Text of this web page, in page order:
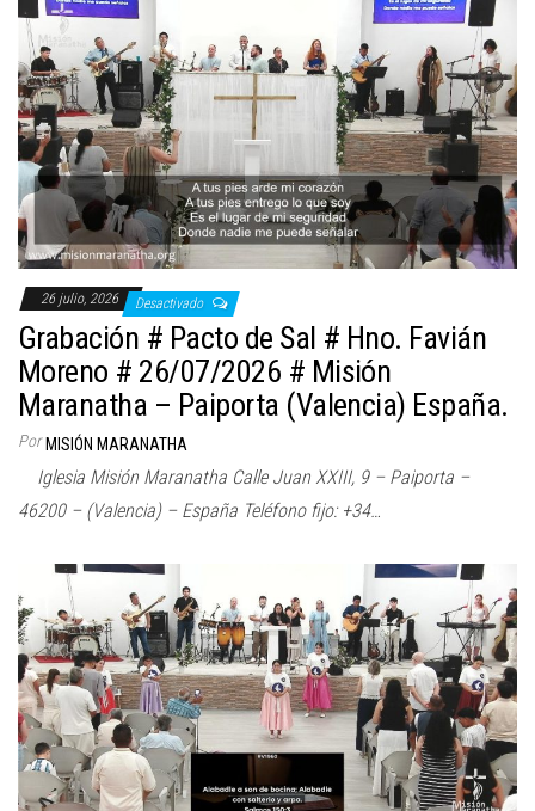
26 julio, 2026 Desactivado
Grabación # Pacto de Sal # Hno. Favián
Moreno # 26/07/2026 # Misión
Maranatha – Paiporta (Valencia) España.
Por MISIÓN MARANATHA
Iglesia Misión Maranatha Calle Juan XXIII, 9 – Paiporta –
46200 – (Valencia) – España Teléfono fijo: +34…